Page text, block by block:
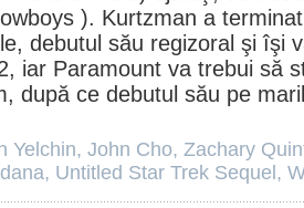
). Kurtzman a
, debutul său regizoral şi îşi
iar Paramount va trebui să
, după ce debutul său pe
Yelchin, John Cho, Zachary
, Untitled Star Trek Sequel ,